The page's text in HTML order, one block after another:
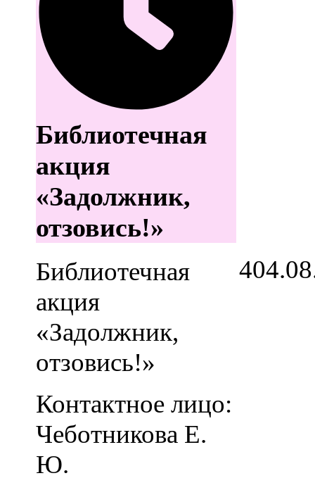
Библиотечная
акция
«Задолжник,
отзовись!»
Библиотечная
акция
«Задолжник,
отзовись!»
Контактное лицо:
Чеботникова Е.
Ю.
4